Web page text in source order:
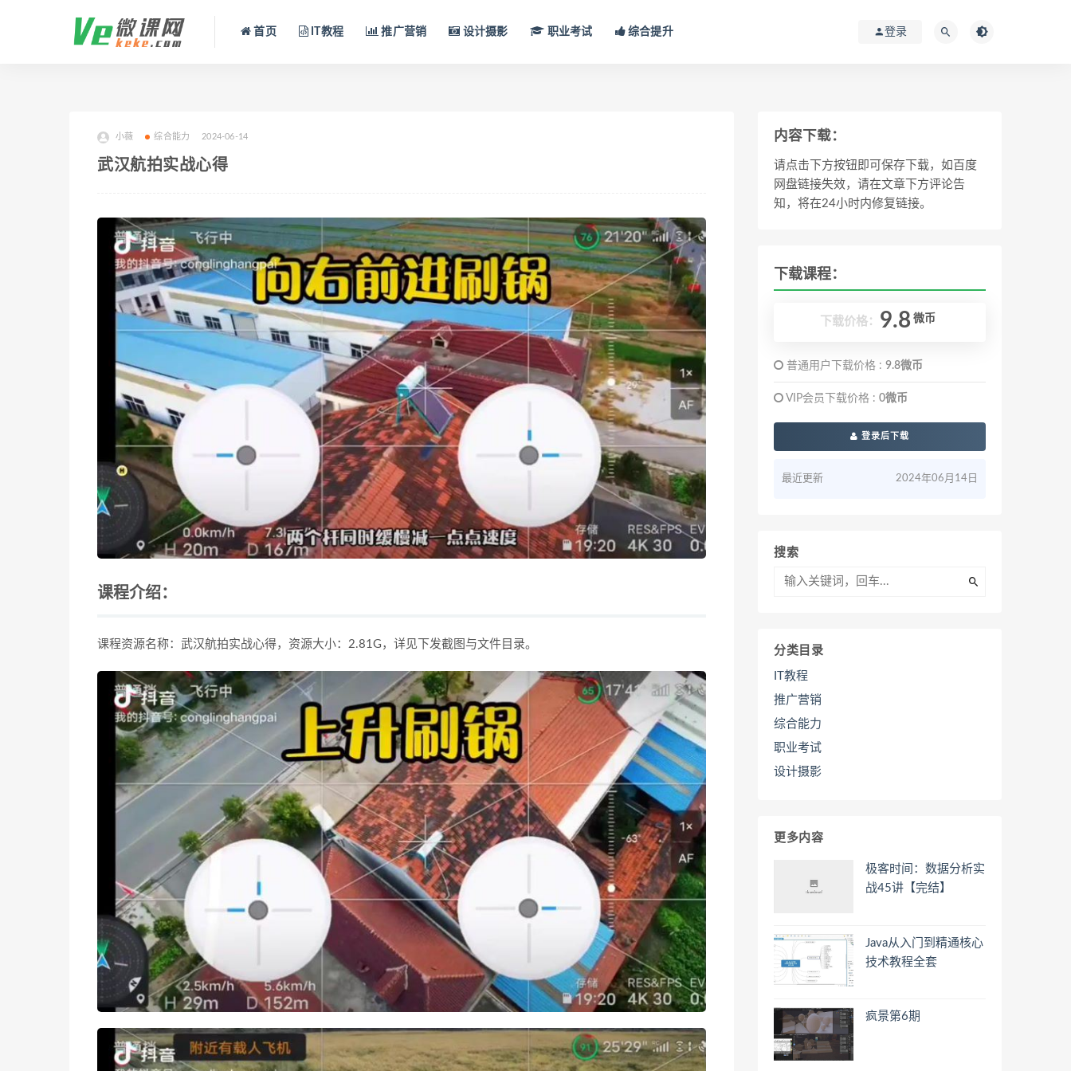
首页 IT教程 推广营销 设计摄影 职业考试 综合提升 登录
小薇 综合能力 2024-06-14
武汉航拍实战心得
课程介绍：
课程资源名称：武汉航拍实战心得，资源大小：2.81G，详见下发截图与文件目录。
内容下载：
请点击下方按钮即可保存下载，如百度
网盘链接失效，请在文章下方评论告
知，将在24小时内修复链接。
下载课程：
下载价格： 9.8 微币
普通用户下载价格 : 9.8微币
VIP会员下载价格 : 0微币
登录后下载
最近更新 2024年06月14日
搜索
分类目录
IT教程
推广营销
综合能力
职业考试
设计摄影
更多内容
极客时间：数据分析实
战45讲【完结】
Java从入门到精通核心
技术教程全套
疯景第6期